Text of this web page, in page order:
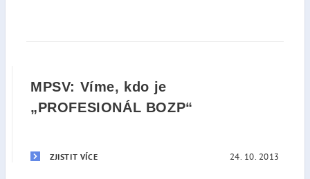
MPSV: Víme, kdo je
„PROFESIONÁL BOZP“
ZJISTIT VÍCE 24. 10. 2013